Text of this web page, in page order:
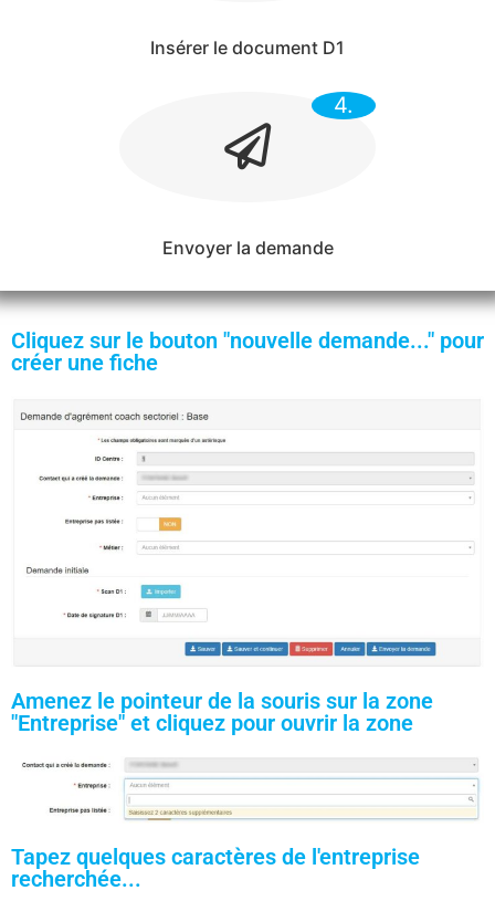
Insérer le document D1
4.
Envoyer la demande
Cliquez sur le bouton "nouvelle demande..." pour
créer une fiche
Amenez le pointeur de la souris sur la zone
"Entreprise" et cliquez pour ouvrir la zone
Tapez quelques caractères de l'entreprise
recherchée...